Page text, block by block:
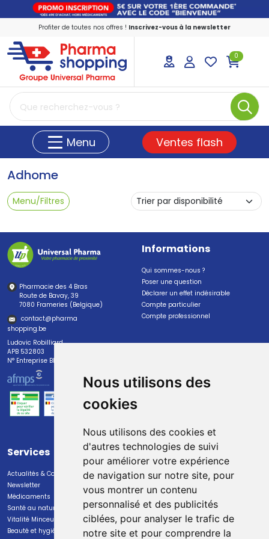
Nous utilisons des
cookies
Nous utilisons des cookies et
d'autres technologies de suivi
pour améliorer votre expérience
de navigation sur notre site, pour
vous montrer un contenu
personnalisé et des publicités
ciblées, pour analyser le trafic de
notre site et pour comprendre la
Profiter de toutes nos offres ! Inscrivez-vous à la newsletter
PharmaShopping Votre pharmacie en
0
Menu Ventes flash
Adhome
Menu/Filtres
Pharmacie des 4 Bras
Route de Bavay, 39
7080 Frameries (Belgique)
contact@pharma
shopping.be
Ludovic Robilliard
APB 532803
N° Entreprise BE0447.382.113
Informations
Qui sommes-nous ?
Poser une question
Déclarer un effet indésirable
Compte particulier
Compte professionnel
Services
Actualités & Conseils
Newsletter
Médicaments
Santé au naturel
Vitalité Minceur Nutrition
Beauté et hygiène
Paiement
Paiement sécurisé